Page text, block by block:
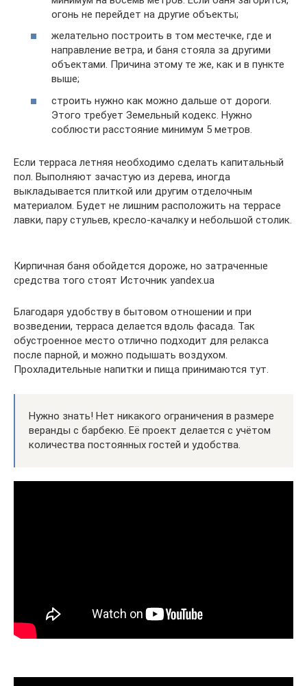
огонь не перейдет на другие объекты;
желательно построить в том местечке, где и
направление ветра, и баня стояла за другими
объектами. Причина этому те же, как и в пункте
выше;
строить нужно как можно дальше от дороги.
Этого требует Земельный кодекс. Нужно
соблюсти расстояние минимум 5 метров.
Если терраса летняя необходимо сделать капитальный
пол. Выполняют зачастую из дерева, иногда
выкладывается плиткой или другим отделочным
материалом. Будет не лишним расположить на террасе
лавки, пару стульев, кресло-качалку и небольшой столик.
Кирпичная баня обойдется дороже, но затраченные
средства того стоят Источник yandex.ua
Благодаря удобству в бытовом отношении и при
возведении, терраса делается вдоль фасада. Так
обустроенное место отлично подходит для релакса
после парной, и можно подышать воздухом.
Прохладительные напитки и пища принимаются тут.
Нужно знать! Нет никакого ограничения в размере
веранды с барбекю. Её проект делается с учётом
количества постоянных гостей и удобства.